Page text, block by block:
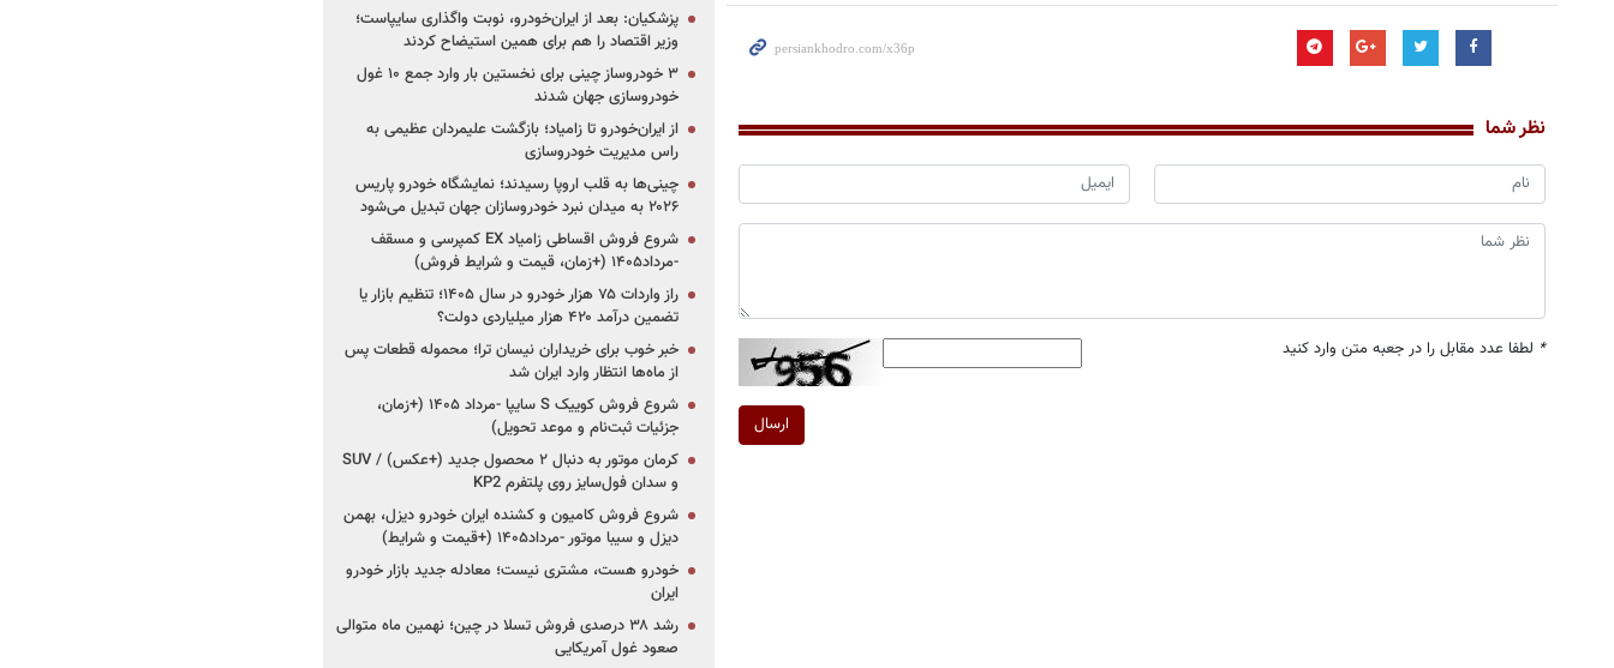
نظر شما
* لطفا عدد مقابل را در جعبه متن وارد کنید
ارسال
پزشکیان: بعد از ایران‌خودرو، نوبت واگذاری سایپاست؛
وزیر اقتصاد را هم برای همین استیضاح کردند
۳ خودروساز چینی برای نخستین بار وارد جمع ۱۰ غول
خودروسازی جهان شدند
از ایران‌خودرو تا زامیاد؛ بازگشت علیمردان عظیمی به
راس مدیریت خودروسازی
چینی‌ها به قلب اروپا رسیدند؛ نمایشگاه خودرو پاریس
۲۰۲۶ به میدان نبرد خودروسازان جهان تبدیل می‌شود
شروع فروش اقساطی زامیاد EX کمپرسی و مسقف
-مرداد۱۴۰۵ (+زمان، قیمت و شرایط فروش)
راز واردات ۷۵ هزار خودرو در سال ۱۴۰۵؛ تنظیم بازار یا
تضمین درآمد ۴۲۰ هزار میلیاردی دولت؟
خبر خوب برای خریداران نیسان ترا؛ محموله قطعات پس
از ماه‌ها انتظار وارد ایران شد
شروع فروش کوییک S سایپا -مرداد ۱۴۰۵ (+زمان،
جزئیات ثبت‌نام و موعد تحویل)
کرمان موتور به دنبال ۲ محصول جدید (+عکس) / SUV
و سدان فول‌سایز روی پلتفرم KP2
شروع فروش کامیون و کشنده ایران خودرو دیزل، بهمن
دیزل و سیبا موتور -مرداد۱۴۰۵ (+قیمت و شرایط)
خودرو هست، مشتری نیست؛ معادله جدید بازار خودرو
ایران
رشد ۳۸ درصدی فروش تسلا در چین؛ نهمین ماه متوالی
صعود غول آمریکایی